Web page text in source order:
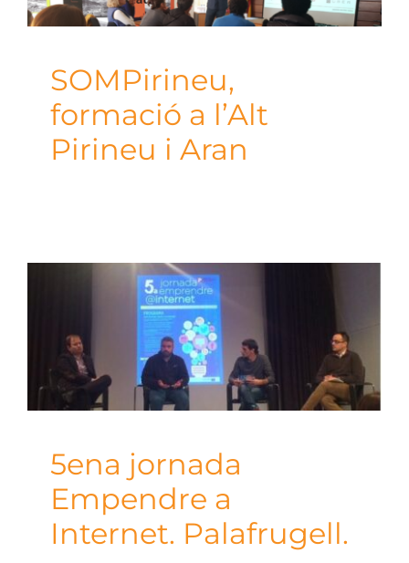
SOMPirineu,
formació a l’Alt
Pirineu i Aran
5ena jornada
Empendre a
Internet. Palafrugell.